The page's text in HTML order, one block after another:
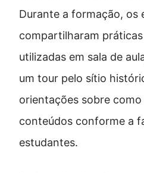
Durante a formação, os
compartilharam
utilizadas em sala de
um tour pelo sítio
orientações sobre
conteúdos conforme a
estudantes.